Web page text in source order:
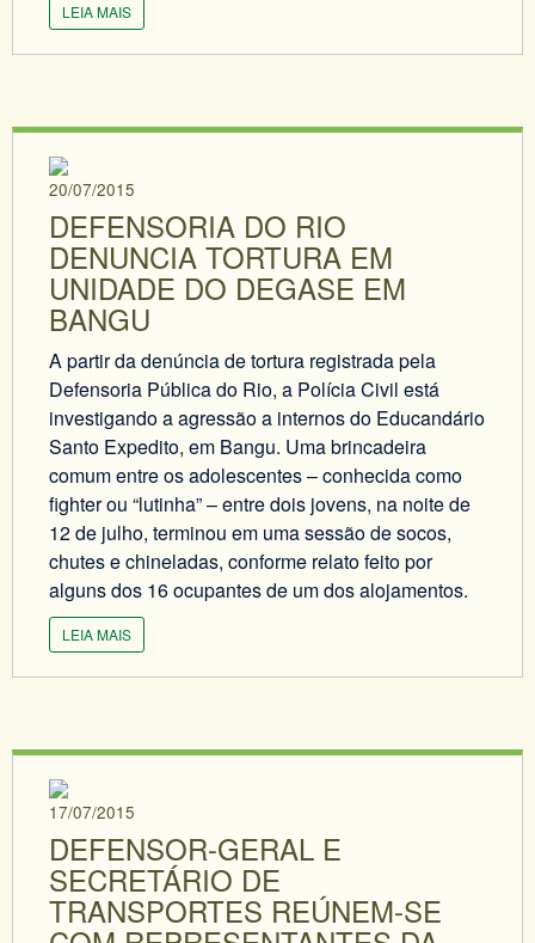
LEIA MAIS
20/07/2015
DEFENSORIA DO RIO
DENUNCIA TORTURA EM
UNIDADE DO DEGASE EM
BANGU
A partir da denúncia de tortura registrada pela
Defensoria Pública do Rio, a Polícia Civil está
investigando a agressão a internos do Educandário
Santo Expedito, em Bangu. Uma brincadeira
comum entre os adolescentes – conhecida como
fighter ou “lutinha” – entre dois jovens, na noite de
12 de julho, terminou em uma sessão de socos,
chutes e chineladas, conforme relato feito por
alguns dos 16 ocupantes de um dos alojamentos.
LEIA MAIS
17/07/2015
DEFENSOR-GERAL E
SECRETÁRIO DE
TRANSPORTES REÚNEM-SE